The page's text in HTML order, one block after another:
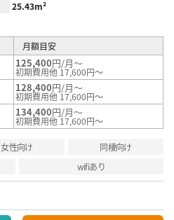
25.43m²
月額目安
125,400円/月～
初期費用他 17,600円～
128,400円/月～
初期費用他 17,600円～
134,400円/月～
初期費用他 17,600円～
女性向け
同棲向け
wifiあり